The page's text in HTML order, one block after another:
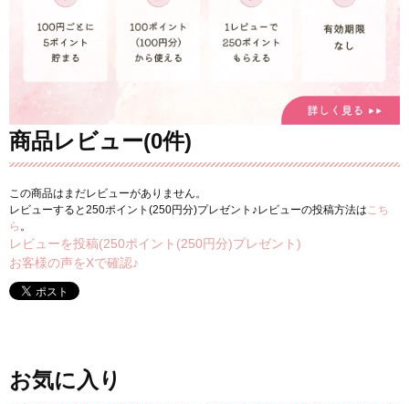
商品レビュー(0件)
この商品はまだレビューがありません。
レビューすると250ポイント(250円分)プレゼント♪レビューの投稿方法は こち
ら 。
レビューを投稿(250ポイント(250円分)プレゼント)
お客様の声をXで確認♪
お気に入り